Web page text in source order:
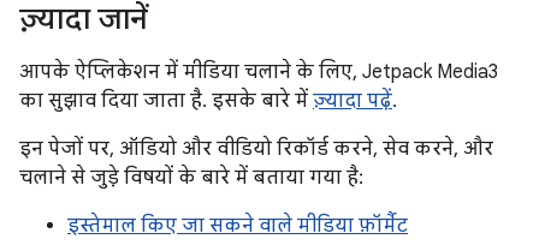
ज़्यादा जानें
आपके ऐप्लिकेशन में मीडिया चलाने के लिए, Jetpack Media3
का सुझाव दिया जाता है. इसके बारे में ज़्यादा पढ़ें.
इन पेजों पर, ऑडियो और वीडियो रिकॉर्ड करने, सेव करने, और
चलाने से जुड़े विषयों के बारे में बताया गया है:
इस्तेमाल किए जा सकने वाले मीडिया फ़ॉर्मैट